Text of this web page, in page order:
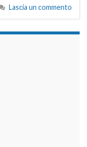
Lascia un commento